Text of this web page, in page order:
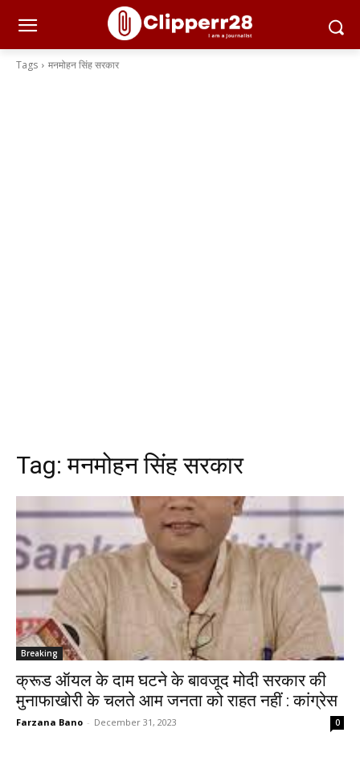
Tags मनमोहन सिंह सरकार
Tag:मनमोहन सिंह सरकार
Breaking
क्रूड ऑयल के दाम घटने के बावजूद मोदी सरकार की
मुनाफाखोरी के चलते आम जनता को राहत नहीं : कांग्रेस
Farzana Bano - December 31, 2023 0